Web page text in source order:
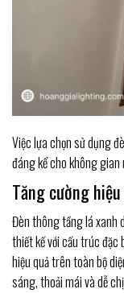
Việc lựa chọn sử dụng
đáng kể cho không
Tăng cường
Đèn thông tầng lá xanh
thiết kế với cấu trúc đặc
hiệu quả trên toàn bộ
sáng, thoải mái và dễ